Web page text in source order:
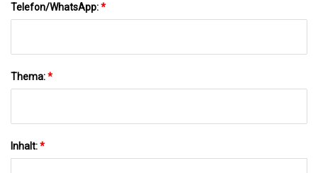
Telefon/WhatsApp:*
Thema:*
Inhalt:*